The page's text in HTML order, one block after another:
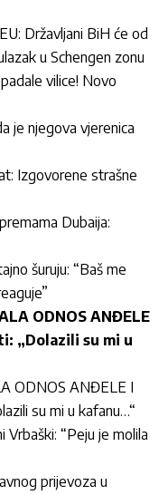
Državljani BiH će od
u Schengen zonu
vilice! Novo
je njegova vjerenica
Izgovorene strašne
Dubaija:
šuruju: “Baš me
ODNOS ANĐELE
„Dolazili su mi u
ODNOS ANĐELE I
su mi u kafanu…“
Vrbaški: “Peju je molila
prijevoza u